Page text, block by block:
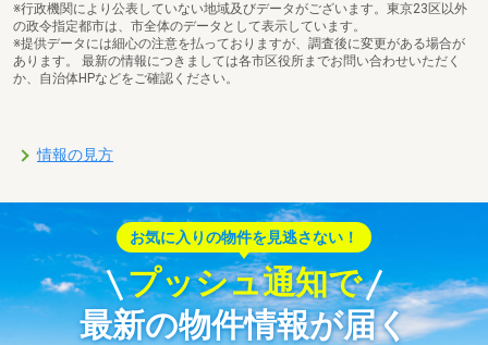
※行政機関により公表していない地域及びデータがございます。東京23区以外
の政令指定都市は、市全体のデータとして表示しています。
※提供データには細心の注意を払っておりますが、調査後に変更がある場合が
あります。 最新の情報につきましては各市区役所までお問い合わせいただく
か、自治体HPなどをご確認ください。
情報の見方
お気に入りの物件を見逃さない！
プッシュ通知で
最新の物件情報が届く